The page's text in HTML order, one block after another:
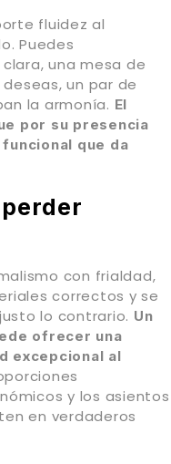
fluidez al
Puedes
una mesa de
un par de
la armonía. El
por su presencia
que da
con frialdad,
correctos y se
lo contrario. Un
ofrecer una
excepcional al
y los asientos
en verdaderos